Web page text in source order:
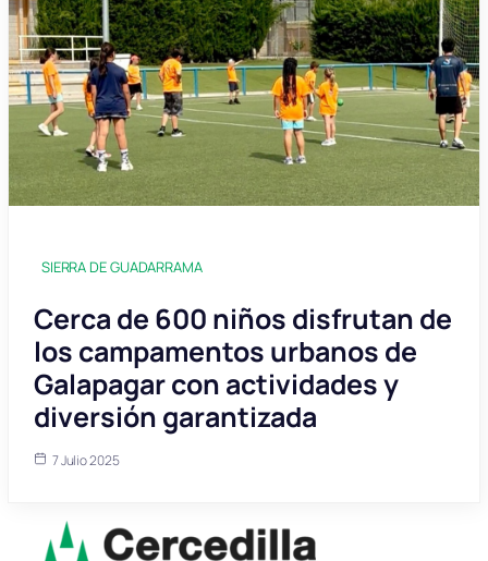
SIERRA DE GUADARRAMA
Cerca de 600 niños disfrutan de
los campamentos urbanos de
Galapagar con actividades y
diversión garantizada
7 Julio 2025